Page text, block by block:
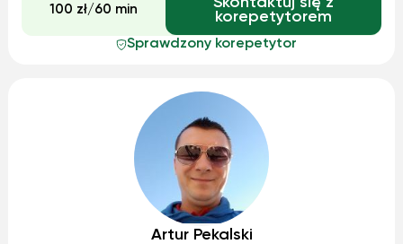
uczeń umie formułować wnioski co do danego tekstu (luźna
rozmowa). 5• Wykonujemy dodatk. ćwiczenia dot.
bieżącego zagadnienia. 6• Uczeń otrzymuje odpowiednie
zadanie domowe. ! Audio-słuchanki też są częstym
100 zł/60 min
korepetytorem
Sprawdzony korepetytor
Artur Pekalski